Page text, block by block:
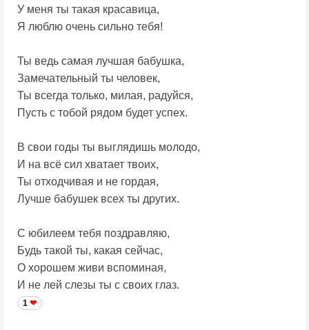
У меня ты такая красавица,
Я люблю очень сильно тебя!
Ты ведь самая лучшая бабушка,
Замечательный ты человек,
Ты всегда только, милая, радуйся,
Пусть с тобой рядом будет успех.
В свои годы ты выглядишь молодо,
И на всё сил хватает твоих,
Ты отходчивая и не гордая,
Лучше бабушек всех ты других.
С юбилеем тебя поздравляю,
Будь такой ты, какая сейчас,
О хорошем живи вспоминая,
И не лей слезы ты с своих глаз.
1